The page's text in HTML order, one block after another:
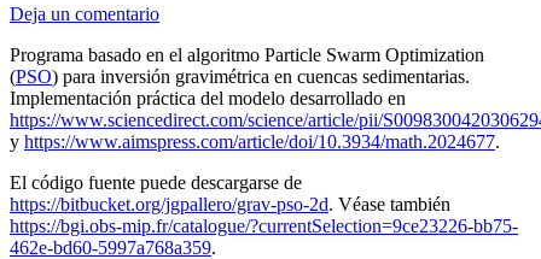
Deja un comentario
Programa basado en el algoritmo Particle Swarm Optimization
(PSO) para inversión gravimétrica en cuencas sedimentarias.
Implementación práctica del modelo desarrollado en
https://www.sciencedirect.com/science/article/pii/
y https://www.aimspress.com/article/doi/10.3934/math.2024677.
El código fuente puede descargarse de
https://bitbucket.org/jgpallero/grav-pso-2d. Véase también
https://bgi.obs-mip.fr/catalogue/?currentSelection=9ce23226-bb75-
462e-bd60-5997a768a359.